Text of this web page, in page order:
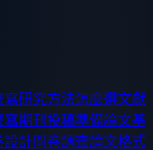
寫研究方法怎麼選文獻
寫期刊投稿準備論文基
設計問卷調查論文格式